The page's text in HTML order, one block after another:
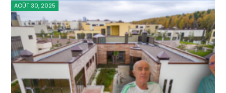
AOÛT 30, 2025